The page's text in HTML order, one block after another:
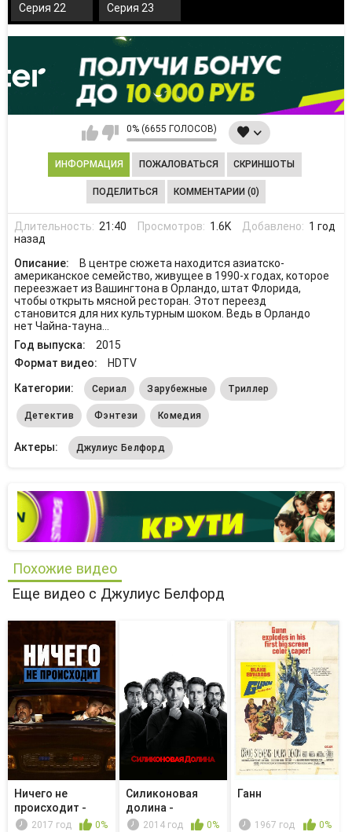
Серия 22 Серия 23
0% (6655 ГОЛОСОВ)
ИНФОРМАЦИЯ ПОЖАЛОВАТЬСЯ СКРИНШОТЫ
ПОДЕЛИТЬСЯ КОММЕНТАРИИ (0)
Длительность: 21:40 Просмотров: 1.6K Добавлено: 1 год
назад
Описание:
В центре сюжета находится азиатско-
американское семейство, живущее в 1990-х годах, которое
переезжает из Вашингтона в Орландо, штат Флорида,
чтобы открыть мясной ресторан. Этот переезд
становится для них культурным шоком. Ведь в Орландо
нет Чайна-тауна...
Год выпуска:
2015
Формат видео:
HDTV
Категории:
Сериал Зарубежные Триллер
Детектив Фэнтези Комедия
Актеры: Джулиус Белфорд
Похожие видео
Еще видео с Джулиус Белфорд
Ничего не
происходит -
Googy2017 год 0%
Силиконовая
долина -
Обязательный
2014 год 0%
Ганн
1967 год 0%